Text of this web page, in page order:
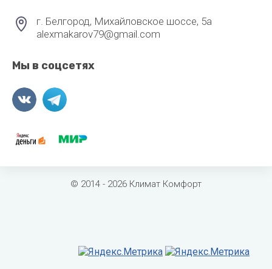
г. Белгород, Михайловское шоссе, 5а
alexmakarov79@gmail.com
Мы в соцсетях
© 2014 - 2026 Климат Комфорт